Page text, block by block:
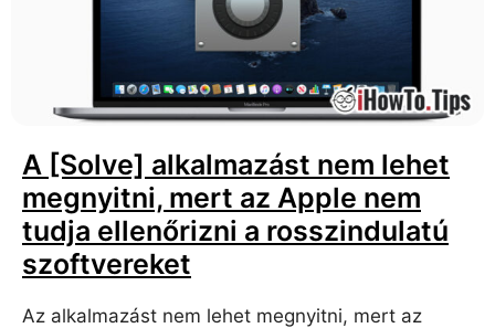
A [Solve] alkalmazást nem lehet
megnyitni, mert az Apple nem
tudja ellenőrizni a rosszindulatú
szoftvereket
Az alkalmazást nem lehet megnyitni, mert az